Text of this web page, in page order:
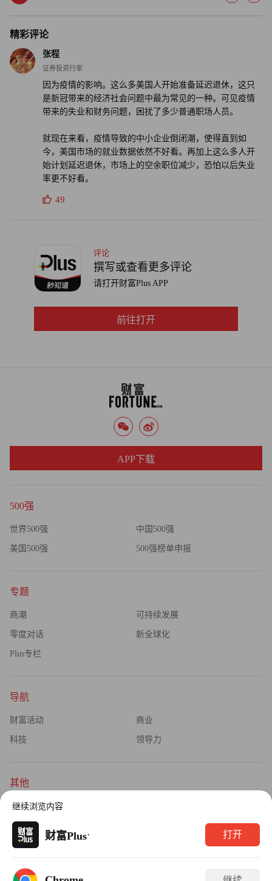
精彩评论
张程
证券投资行家
因为疫情的影响。这么多美国人开始准备延迟退休，这只
是新冠带来的经济社会问题中最为常见的一种。可见疫情
带来的失业和财务问题，困扰了多少普通职场人员。
就现在来看，疫情导致的中小企业倒闭潮，使得直到如
今，美国市场的就业数据依然不好看。再加上这么多人开
始计划延迟退休，市场上的空余职位减少，恐怕以后失业
率更不好看。
49
评论
撰写或查看更多评论
请打开财富Plus APP
前往打开
500强
世界500强 中国500强
美国500强 500强榜单申报
专题
商潮 可持续发展
零度对话 新全球化
Plus专栏
导航
财富活动 商业
科技 领导力
其他
杂志订阅
隐私政策
APP下载
Copyright © 2026财富媒体知识产权有限公司
继续浏览内容
财富Plus· 打开